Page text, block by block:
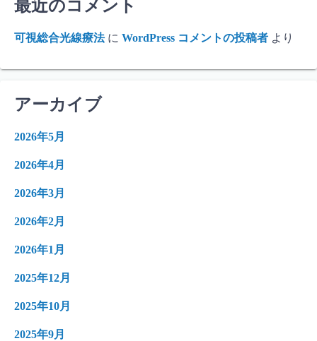
最近のコメント
可視総合光線療法に WordPress コメントの投稿者 より
アーカイブ
2026年5月
2026年4月
2026年3月
2026年2月
2026年1月
2025年12月
2025年10月
2025年9月